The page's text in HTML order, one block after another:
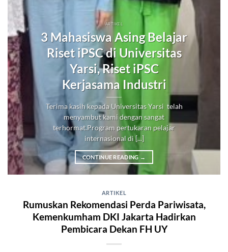
ARTIKEL
3 Mahasiswa Asing Belajar
Riset iPSC di Universitas
Yarsi, Riset iPSC
Kerjasama Industri
Terima kasih kepada Universitas Yarsi telah
menyambut kami dengan sangat
terhormat.Program pertukaran pelajar
internasional di [...]
CONTINUE READING →
ARTIKEL
Rumuskan Rekomendasi Perda Pariwisata,
Kemenkumham DKI Jakarta Hadirkan
Pembicara Dekan FH UY